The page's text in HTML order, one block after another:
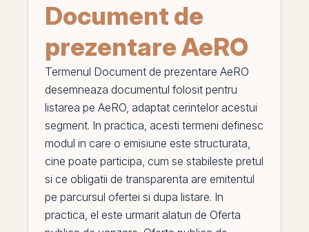
Document de
prezentare AeRO
Termenul Document de prezentare AeRO
desemneaza documentul folosit pentru
listarea pe AeRO, adaptat cerintelor acestui
segment. In practica, acesti termeni definesc
modul in care o emisiune este structurata,
cine poate participa, cum se stabileste pretul
si ce obligatii de transparenta are emitentul
pe parcursul ofertei si dupa listare. In
practica, el este urmarit alaturi de Oferta